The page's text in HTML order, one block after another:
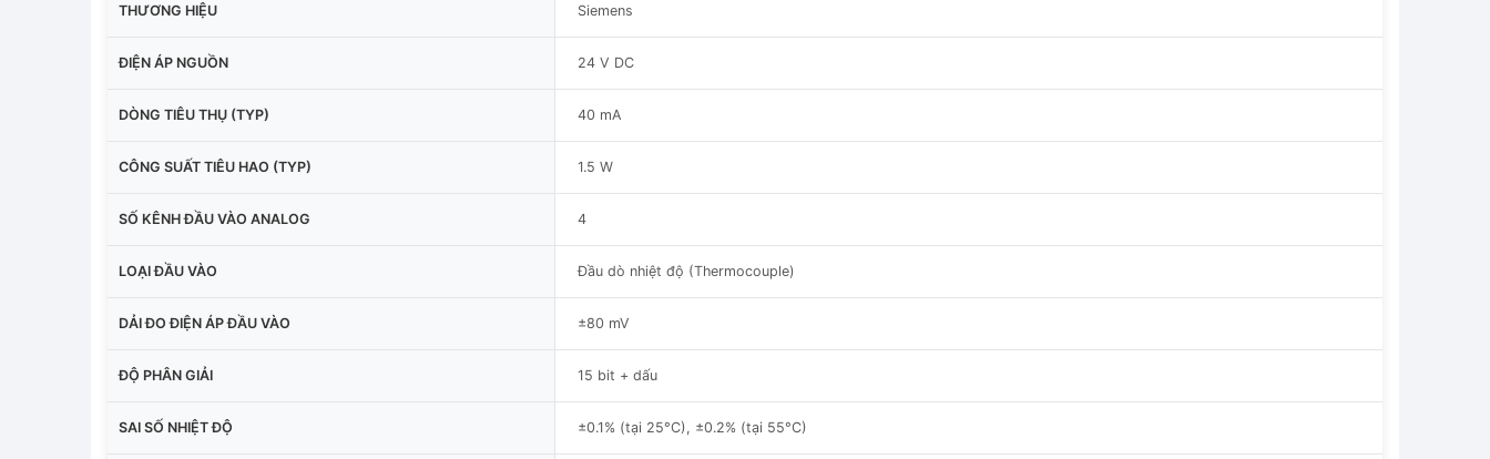
THƯƠNG HIỆU Siemens
ĐIỆN ÁP NGUỒN 24 V DC
DÒNG TIÊU THỤ (TYP) 40 mA
CÔNG SUẤT TIÊU HAO (TYP) 1.5 W
SỐ KÊNH ĐẦU VÀO ANALOG 4
LOẠI ĐẦU VÀO Đầu dò nhiệt độ (Thermocouple)
DẢI ĐO ĐIỆN ÁP ĐẦU VÀO ±80 mV
ĐỘ PHÂN GIẢI 15 bit + dấu
SAI SỐ NHIỆT ĐỘ ±0.1% (tại 25°C), ±0.2% (tại 55°C)